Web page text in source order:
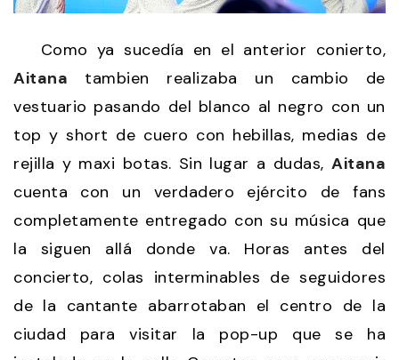
Como ya sucedía en el anterior conierto,
Aitana tambien realizaba un cambio de
vestuario pasando del blanco al negro con un
top y short de cuero con hebillas, medias de
rejilla y maxi botas. Sin lugar a dudas, Aitana
cuenta con un verdadero ejército de fans
completamente entregado con su música que
la siguen allá donde va. Horas antes del
concierto, colas interminables de seguidores
de la cantante abarrotaban el centro de la
ciudad para visitar la pop-up que se ha